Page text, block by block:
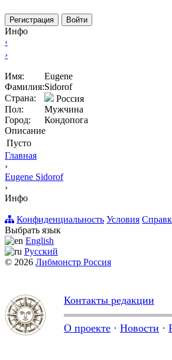
Регистрация Войти
Инфо
‹
›
Имя:
Eugene
Фамилия:Sidorof
Страна:
Россия
Пол:
Мужчина
Город:
Кондопога
Описание
Пусто
Главная
›
Eugene Sidorof
›
Инфо
Конфиденциальность Условия
Выбрать язык
English
Русский
© 2026 Либмонстр Россия
Контакты редакции
О проекте · Новости ·